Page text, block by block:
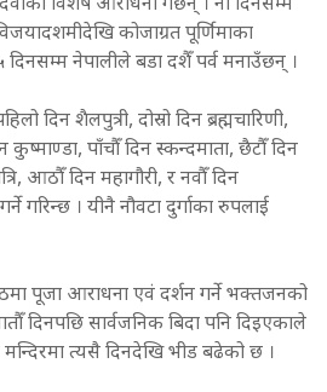
विशेष आराधना गर्छन् । नौ दिनसम्म
कोजाग्रत पूर्णिमाका
नेपालीले बडा दशैँ पर्व मनाउँछन् ।
दिन शैलपुत्री, दोस्रो दिन ब्रह्मचारिणी,
कुष्माण्डा, पाँचौँ दिन स्कन्दमाता, छैटौँ दिन
आठौँ दिन महागौरी, र नवौँ दिन
गरिन्छ । यीनै नौवटा दुर्गाका रुपलाई
पूजा आराधना एवं दर्शन गर्ने भक्तजनको
दिनपछि सार्वजनिक बिदा पनि दिइएकाले
त्यसै दिनदेखि भीड बढेको छ ।